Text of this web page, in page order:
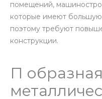
помещений,
которые имеют
поэтому требуют
конструкции.
П